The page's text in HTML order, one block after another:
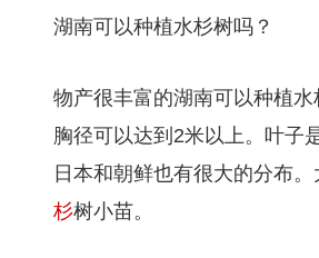
湖南可以种植水杉树吗？
物产很丰富的湖南可以种植
胸径可以达到2米以上。叶子
日本和朝鲜也有很大的分布
杉树小苗。